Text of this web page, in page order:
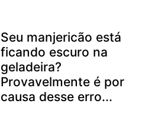
Seu manjericão está
ficando escuro na
geladeira?
Provavelmente é por
causa desse erro...